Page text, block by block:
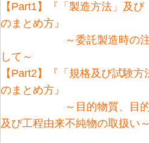
【Part1】『「製造方法」及
のまとめ方』
～委託製造時の注意点
して～
【Part2】『「規格及び試験
のまとめ方』
～目的物質、目的物質
及び工程由来不純物の取扱い